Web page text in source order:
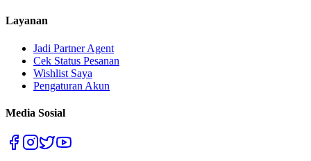
Layanan
Jadi Partner Agent
Cek Status Pesanan
Wishlist Saya
Pengaturan Akun
Media Sosial